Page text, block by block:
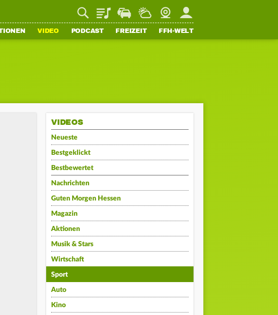
PlaylistStaupilotWetterWebcamMein FFH
VIDEO PODCAST FREIZEIT FFH-WELT
VIDEOS
Neueste
Bestgeklickt
Bestbewertet
Nachrichten
Guten Morgen Hessen
Magazin
Aktionen
Musik & Stars
Wirtschaft
Sport
Auto
Kino